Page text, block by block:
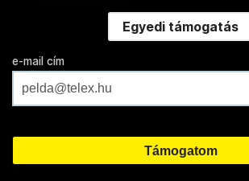
Egyedi támogatás
e-mail cím